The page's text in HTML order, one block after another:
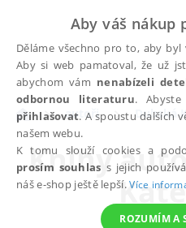
autoři Dubská
Knihy
Aby váš nákup
Děláme všechno pro to, aby byl
Aby si web pamatoval, že už
abychom vám nenabízeli
odbornou literaturu.
přihlašovat. A spoustu dalších
našem webu.
K tomu slouží cookies a
prosím souhlas s jejich
náš e-shop ještě lepší.Více
ROZUMÍM A